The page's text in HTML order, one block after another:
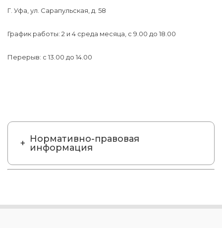
Г. Уфа, ул. Сарапульская, д. 58
График работы: 2 и 4 среда месяца, с 9.00 до 18.00
Перерыв: с 13.00 до 14.00
Нормативно-правовая
информация